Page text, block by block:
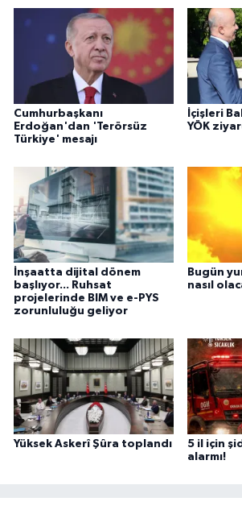
Cumhurbaşkanı
Erdoğan'dan 'Terörsüz
Türkiye' mesajı
İçişleri
YÖK
İnşaatta dijital dönem
başlıyor... Ruhsat
projelerinde BIM ve e-PYS
zorunluluğu geliyor
Bugün
nasıl
Yüksek Askerî Şûra toplandı
5 il için
alarmı!